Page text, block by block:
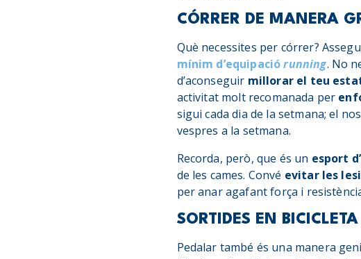
CÓRRER DE MANERA
Què necessites per córrer?
mínim d’equipació running. No
d’aconseguir millorar el teu
activitat molt recomanada per
sigui cada dia de la setmana; el
vespres a la setmana.
Recorda, però, que és un esport
de les cames. Convé evitar les
per anar agafant força i
SORTIDES EN BICICLETA
Pedalar també és una manera